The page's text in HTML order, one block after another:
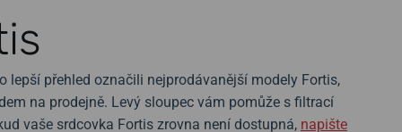
lepší přehled označili nejprodávanější modely Fortis,
na prodejně. Levý sloupec vám pomůže s filtrací
vaše srdcovka Fortis zrovna není dostupná, napište